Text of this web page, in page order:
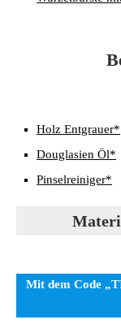
Holz Entgrauer*
Douglasien Öl*
Pinselreiniger*
Mit dem Code